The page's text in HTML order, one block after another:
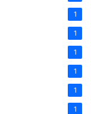
1
1
1
1
1
1